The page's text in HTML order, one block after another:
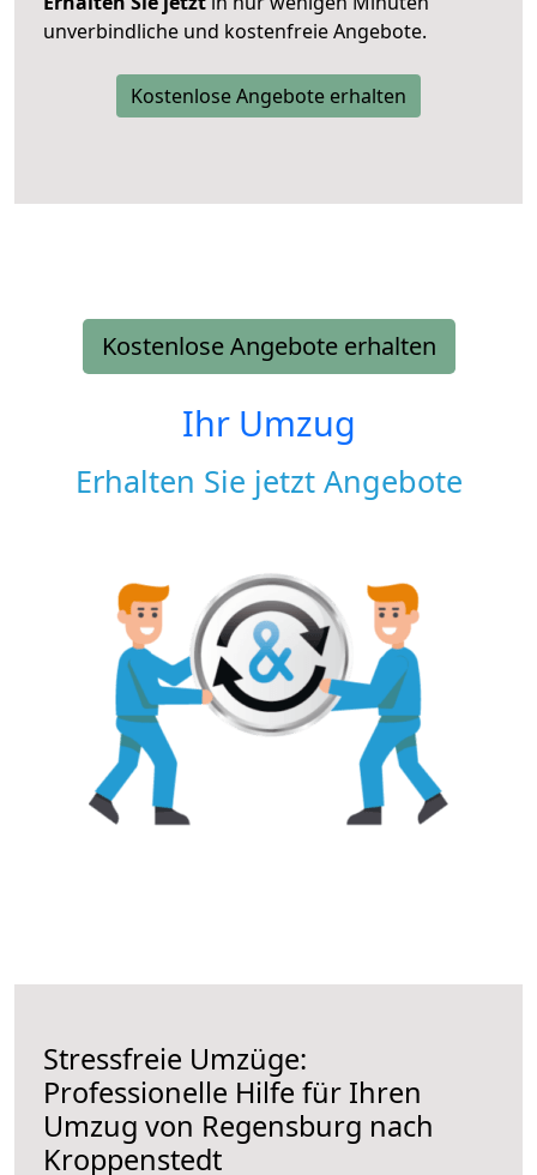
unverbindliche und kostenfreie Angebote.
Kostenlose Angebote erhalten
Kostenlose Angebote erhalten
Ihr Umzug
Erhalten Sie jetzt Angebote
Stressfreie Umzüge:
Professionelle Hilfe für Ihren
Umzug von Regensburg nach
Kroppenstedt